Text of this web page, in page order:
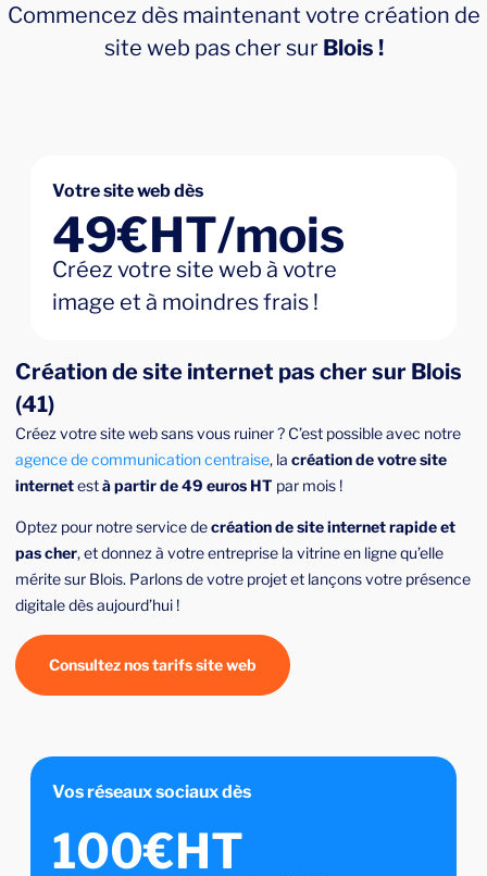
Commencez dès maintenant votre création de
site web pas cher sur Blois !
Création de site internet pas cher sur Blois
(41)
Créez votre site web sans vous ruiner ? C’est possible avec notre
agence de communication centraise, la création de votre site
internetestà partir de 49 euros HT par mois !
Optez pour notre service decréation de site internet rapide et
pas cher, et donnez à votre entreprise la vitrine en ligne qu’elle
mérite sur Blois. Parlons de votre projet et lançons votre présence
digitale dès aujourd’hui !
Consultez nos tarifs site web
Votre site web dès
49€HT/mois
Créez votre site web à votre
image et à moindres frais !
Vos réseaux sociaux dès
100€HT